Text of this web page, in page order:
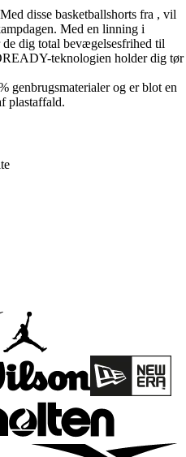
disse basketballshorts fra , vil
Med en linning i
dig total bevægelsesfrihed til
teknologien holder dig tør
genbrugsmaterialer og er blot en
plastaffald.